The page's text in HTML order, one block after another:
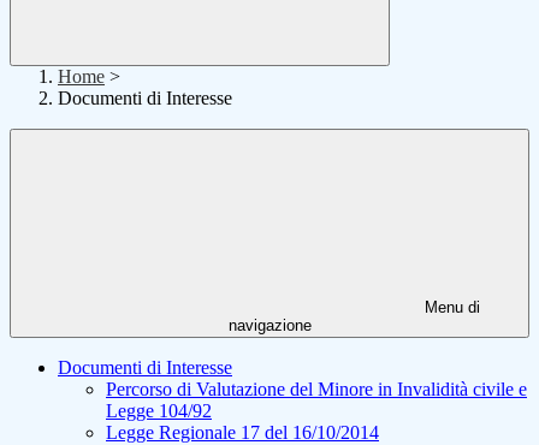
Home >
Documenti di Interesse
Menu di
navigazione
Documenti di Interesse
Percorso di Valutazione del Minore in Invalidità civile e
Legge 104/92
Legge Regionale 17 del 16/10/2014